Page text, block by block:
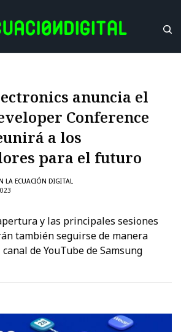
anuncia el
Conference
a los
para el futuro
LA ECUACIÓN DIGITAL
y las principales sesiones
también seguirse de manera
de YouTube de Samsung